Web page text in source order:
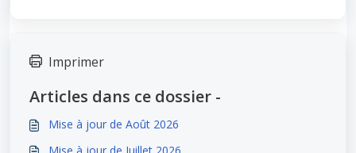
Imprimer
Articles dans ce dossier -
Mise à jour de Août 2026